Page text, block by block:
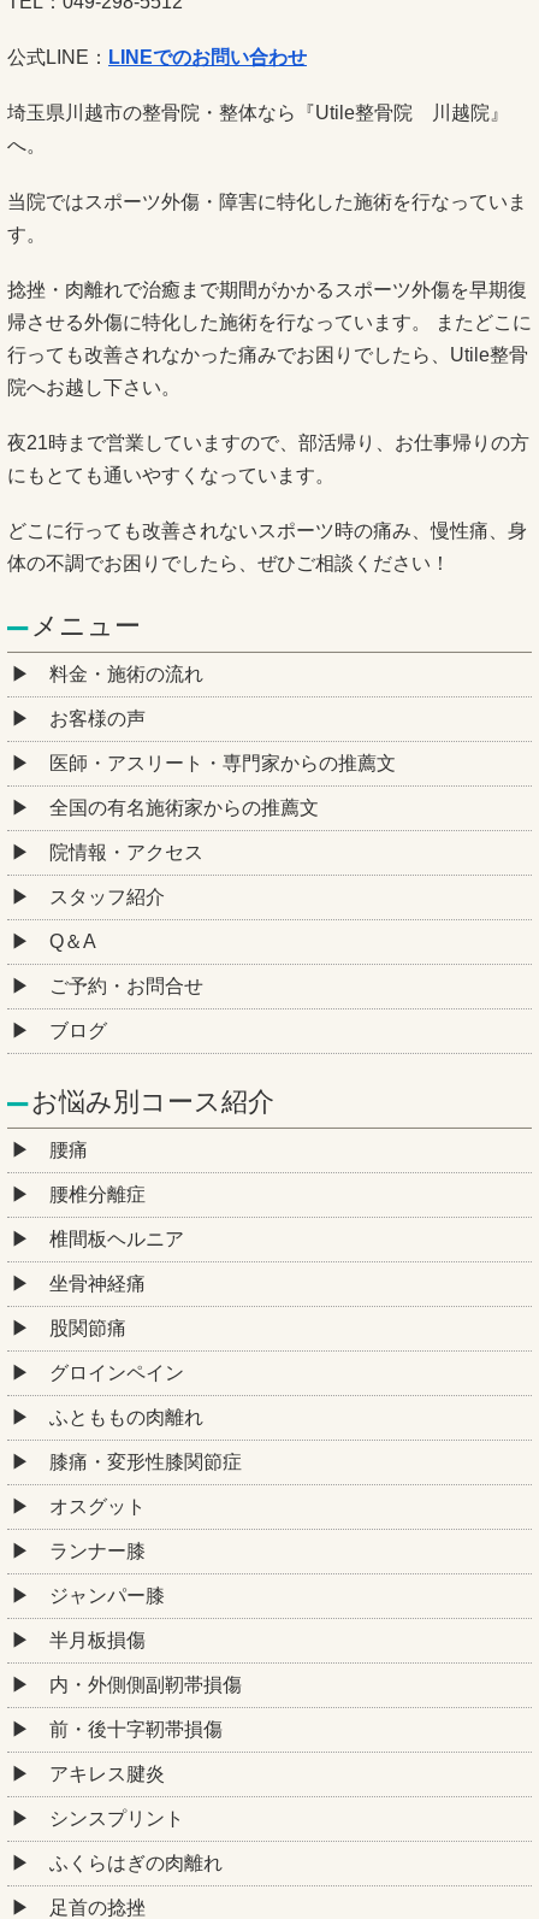
公式LINE： LINEでのお問い合わせ
埼玉県川越市の整骨院・整体なら『Utile整骨院 川越院』
へ。
当院ではスポーツ外傷・障害に特化した施術を行なっていま
す。
捻挫・肉離れで治癒まで期間がかかるスポーツ外傷を早期復
帰させる外傷に特化した施術を行なっています。 またどこに
行っても改善されなかった痛みでお困りでしたら、Utile整骨
院へお越し下さい。
夜21時まで営業していますので、部活帰り、お仕事帰りの方
にもとても通いやすくなっています。
どこに行っても改善されないスポーツ時の痛み、慢性痛、身
体の不調でお困りでしたら、ぜひご相談ください！
メニュー
料金・施術の流れ
お客様の声
医師・アスリート・専門家からの推薦文
全国の有名施術家からの推薦文
院情報・アクセス
スタッフ紹介
Q＆A
ご予約・お問合せ
ブログ
お悩み別コース紹介
腰痛
腰椎分離症
椎間板ヘルニア
坐骨神経痛
股関節痛
グロインペイン
ふとももの肉離れ
膝痛・変形性膝関節症
オスグット
ランナー膝
ジャンパー膝
半月板損傷
内・外側側副靭帯損傷
前・後十字靭帯損傷
アキレス腱炎
シンスプリント
ふくらはぎの肉離れ
足首の捻挫